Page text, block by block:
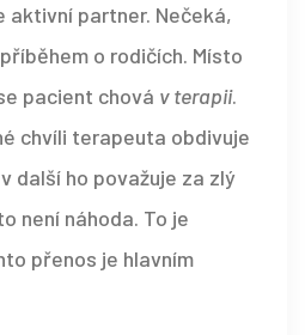
aktivní partner. Nečeká,
o rodičích. Místo
pacient chová v terapii.
chvíli terapeuta obdivuje
další ho považuje za zlý
není náhoda. To je
přenos je hlavním